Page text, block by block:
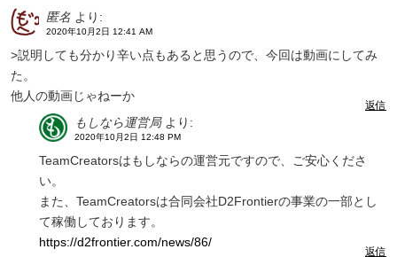
匿名 より:
2020年10月2日 12:41 AM
>説明しても分かり辛い点もあると思うので、今回は動画にしてみ
た。
他人の動画じゃねーか
返信
もしなら運営局 より:
2020年10月2日 12:48 PM
TeamCreatorsはもしならの運営元ですので、ご安心くださ
い。
また、TeamCreatorsは合同会社D2Frontierの事業の一部とし
て稼働しております。
https://d2frontier.com/news/86/
返信